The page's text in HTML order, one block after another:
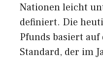
Nationen leicht
definiert. Die
Pfunds basiert
Standard, der im